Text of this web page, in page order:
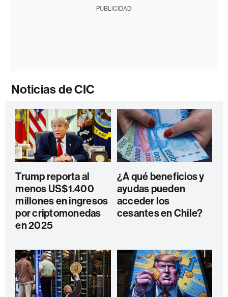
PUBLICIDAD
Noticias de CIC
Trump reporta al
menos US$1.400
millones en ingresos
por criptomonedas
en 2025
¿A qué beneficios y
ayudas pueden
acceder los
cesantes en Chile?